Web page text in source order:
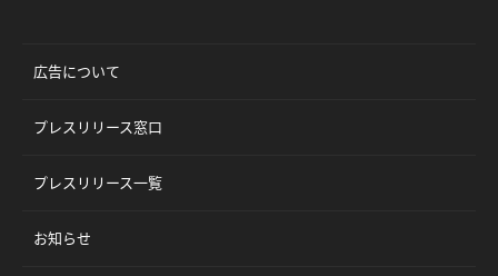
広告について
プレスリリース窓口
プレスリリース一覧
お知らせ